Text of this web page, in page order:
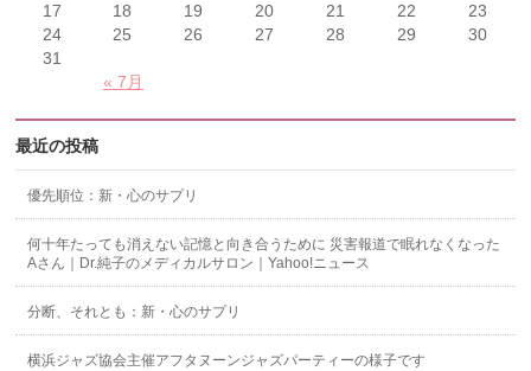
« 7月
17
18 19 20 21 22
23
24
25 26 27 28 29
30
31
最近の投稿
優先順位：新・心のサプリ
何十年たっても消えない記憶と向き合うために 災害報道で眠れなくなった
Aさん｜Dr.純子のメディカルサロン｜Yahoo!ニュース
分断、それとも：新・心のサプリ
横浜ジャズ協会主催アフタヌーンジャズパーティーの様子です